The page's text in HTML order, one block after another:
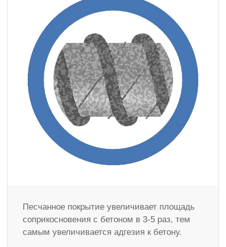
Песчанное покрытие увеличивает площадь
соприкосновения с бетоном в 3-5 раз, тем
самым увеличивается адгезия к бетону.